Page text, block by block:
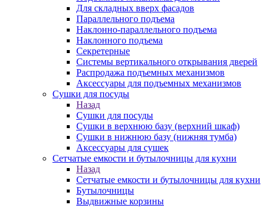
Для складных вверх фасадов
Параллельного подъема
Наклонно-параллельного подъема
Наклонного подъема
Секретерные
Системы вертикального открывания дверей
Распродажа подъемных механизмов
Аксессуары для подъемных механизмов
Сушки для посуды
Назад
Сушки для посуды
Сушки в верхнюю базу (верхний шкаф)
Сушки в нижнюю базу (нижняя тумба)
Аксессуары для сушек
Сетчатые емкости и бутылочницы для кухни
Назад
Сетчатые емкости и бутылочницы для кухни
Бутылочницы
Выдвижные корзины